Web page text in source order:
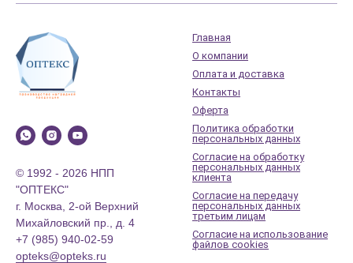
© 1992 - 2026 НПП
"ОПТЕКС"
г. Москва, 2-ой Верхний
Михайловский пр., д. 4
+7 (985) 940-02-59
opteks@opteks.ru
Главная
О компании
Оплата и доставка
Контакты
Оферта
Политика обработки
персональных данных
Согласие на обработку
персональных данных
клиента
Согласие на передачу
персональных данных
третьим лицам
Согласие на использование
файлов cookies